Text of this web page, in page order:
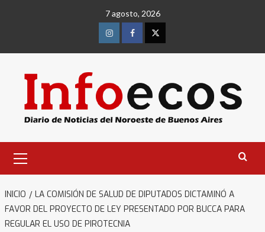
7 agosto, 2026
InstagramFacebookTwitter
primario
INICIO
LA COMISIÓN DE SALUD DE DIPUTADOS DICTAMINÓ A
FAVOR DEL PROYECTO DE LEY PRESENTADO POR BUCCA PARA
REGULAR EL USO DE PIROTECNIA